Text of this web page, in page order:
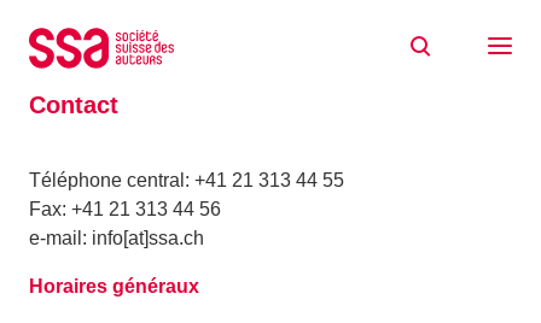
Contact
Téléphone central: +41 21 313 44 55
Fax: +41 21 313 44 56
e-mail: info[at]ssa.ch
Horaires généraux